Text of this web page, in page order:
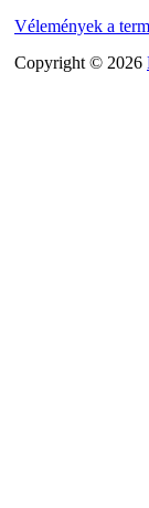
360,-Ft
320,-Ft
Vélemények a
Copyright © 2026